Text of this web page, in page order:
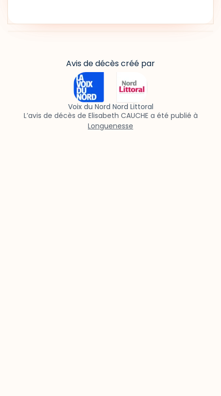
Avis de décès créé par
Voix du Nord Nord Littoral
L’avis de décès de Elisabeth CAUCHE a été publié à
Longuenesse